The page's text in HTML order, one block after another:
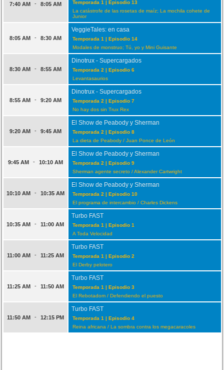
7:40 AM - 8:05 AM
Temporada 1 | Episodio 13
La catástrofe de las rosetas de maíz; La mochila cohete de
Junior
8:05 AM - 8:30 AM
VeggieTales: en casa
Temporada 1 | Episodio 14
Modales de monstruo; Tú, yo y Mini Guisante
8:30 AM - 8:55 AM
Dinotrux - Supercargados
Temporada 2 | Episodio 6
Levantasaurios
8:55 AM - 9:20 AM
Dinotrux - Supercargados
Temporada 2 | Episodio 7
No hay dos sin Trux Rex
9:20 AM - 9:45 AM
El Show de Peabody y Sherman
Temporada 2 | Episodio 8
La dieta de Peabody / Juan Ponce de León
9:45 AM - 10:10 AM
El Show de Peabody y Sherman
Temporada 2 | Episodio 9
Sherman agente secreto / Alexander Cartwright
10:10 AM - 10:35 AM
El Show de Peabody y Sherman
Temporada 2 | Episodio 10
El programa de intercambio / Charles Dickens
10:35 AM - 11:00 AM
Turbo FAST
Temporada 1 | Episodio 1
A Toda Velocidad
11:00 AM - 11:25 AM
Turbo FAST
Temporada 1 | Episodio 2
El Derby pelotero
11:25 AM - 11:50 AM
Turbo FAST
Temporada 1 | Episodio 3
El Rebotadom / Defendiendo el puesto
11:50 AM - 12:15 PM
Turbo FAST
Temporada 1 | Episodio 4
Reina africana / La sombra contra los megacaracoles